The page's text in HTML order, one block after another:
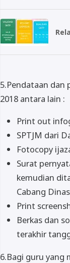
5.Pendataan dan
2018 antara lain :
Print out
SPTJM dari
Fotocopy
Surat
kemudian
Cabang
Print
Berkas dan
terakhir
6.Bagi guru yang